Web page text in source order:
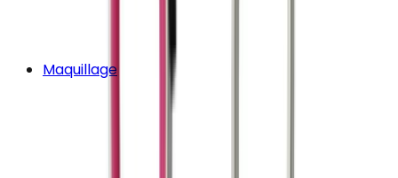
Maquillage